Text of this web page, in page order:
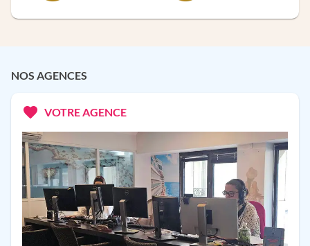
NOS AGENCES
VOTRE AGENCE